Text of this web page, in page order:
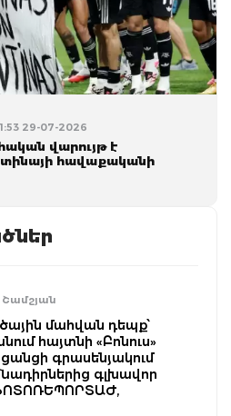
29-07-2026
վարույթ է
հավաքականի
Շամշյան
մահվան դեպք՝
հայտնի «Բոնուս»
գրասենյակում
գլխավոր